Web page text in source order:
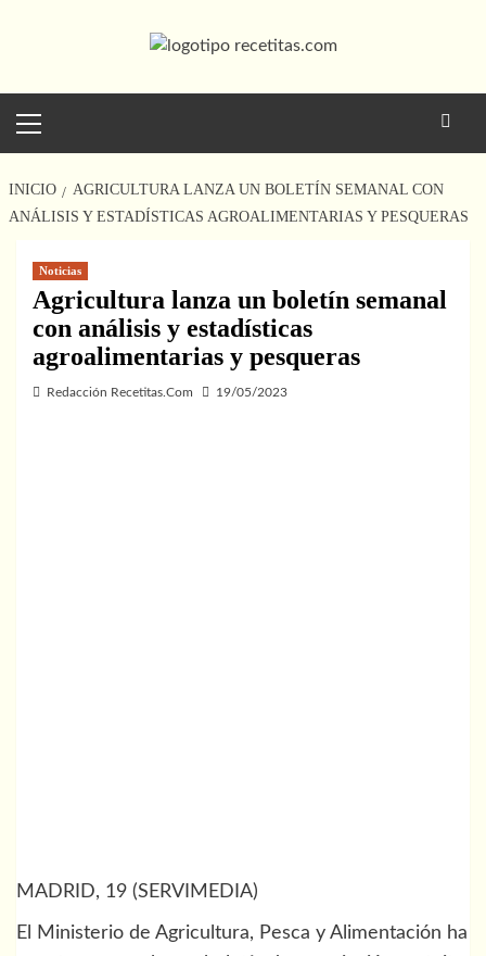
principal
INICIO
AGRICULTURA LANZA UN BOLETÍN SEMANAL CON
ANÁLISIS Y ESTADÍSTICAS AGROALIMENTARIAS Y PESQUERAS
Noticias
Agricultura lanza un boletín semanal
con análisis y estadísticas
agroalimentarias y pesqueras
Redacción Recetitas.Com 19/05/2023
MADRID, 19 (SERVIMEDIA)
El Ministerio de Agricultura, Pesca y Alimentación ha